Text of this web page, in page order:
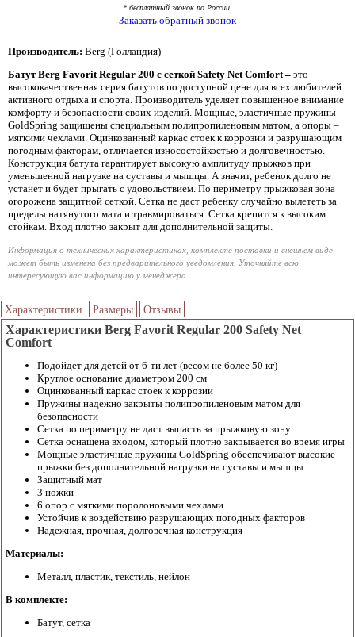
* бесплатный звонок по России.
Заказать обратный звонок
Производитель: Berg (Голландия)
БатутBerg FavoritRegular 200 с сеткой Safety NetComfort – это
высококачественная серия батутов по доступной цене для всех любителей
активного отдыха и спорта. Производитель уделяет повышенное внимание
комфорту и безопасности своих изделий. Мощные, эластичные пружины
GoldSpring защищены специальным полипропиленовым матом, а опоры –
мягкими чехлами. Оцинкованный каркас стоек к коррозии и разрушающим
погодным факторам, отличается износостойкостью и долговечностью.
Конструкция батута гарантирует высокую амплитуду прыжков при
уменьшенной нагрузке на суставы и мышцы. А значит, ребенок долго не
устанет и будет прыгать с удовольствием. По периметру прыжковая зона
огорожена защитной сеткой. Сетка не даст ребенку случайно вылететь за
пределы натянутого мата и травмироваться. Сетка крепится к высоким
стойкам. Вход плотно закрыт для дополнительной защиты.
Информация о технических характеристиках, комплекте поставки и внешнем виде
может быть изменена без предварительного уведомления. Уточняйте всю
интересующую вас информацию у менеджера.
Характеристики Размеры Отзывы
Характеристики Berg Favorit Regular 200 Safety Net
Comfort
Подойдет для детей от 6-ти лет (весом не более 50 кг)
Круглое основание диаметром 200 см
Оцинкованный каркас стоек к коррозии
Пружины надежно закрыты полипропиленовым матом для
безопасности
Сетка по периметру не даст выпасть за прыжковую зону
Сетка оснащена входом, который плотно закрывается во время игры
Мощные эластичные пружины GoldSpring обеспечивают высокие
прыжки без дополнительной нагрузки на суставы и мышцы
Защитный мат
3 ножки
6 опор с мягкими поролоновыми чехлами
Устойчив к воздействию разрушающих погодных факторов
Надежная, прочная, долговечная конструкция
Материалы:
Металл, пластик, текстиль, нейлон
В комплекте:
Батут, сетка